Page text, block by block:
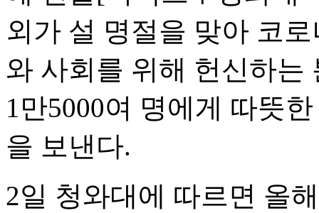
외가 설 명절을 맞아 코
와 사회를 위해 헌신하는
1만5000여 명에게 따뜻
을 보낸다.
2일 청와대에 따르면 올